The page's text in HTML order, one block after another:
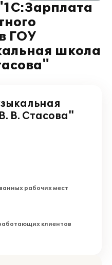
ГОУ
школа
В. Стасова"
рабочих мест
клиентов